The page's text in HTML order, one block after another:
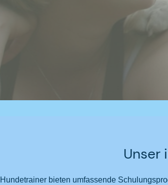
Unser
bieten umfassende